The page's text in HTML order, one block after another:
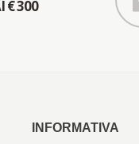
€ 300
INFORMATIVA